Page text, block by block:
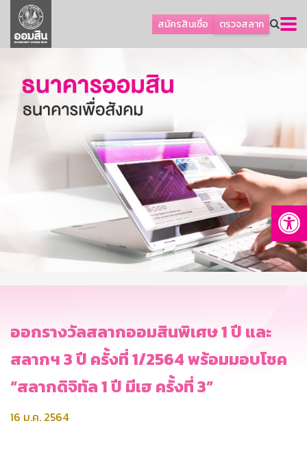
สมัครสินเชื่อ ตรวจสลาก
ลูกค้าธุรกิจ
ลูกค้าผู้ประกอบรายย่อย
ออมเพื่อสุข
เกี่ยวกับธนาคาร
การพัฒนาที่ยั่งยืน
บริการทางการเงิน
ติดต่อเรา
บริการออนไลน์
TH
EN
ออกรางวัลสลากออมสินพิเศษ 1 ปี และ
สลากฯ 3 ปี ครั้งที่ 1/2564 พร้อมมอบโชค
“สลากดิจิทัล 1 ปี มีเฮ ครั้งที่ 3”
16 ม.ค. 2564